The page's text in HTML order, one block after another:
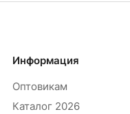
Информация
Оптовикам
Каталог 2026